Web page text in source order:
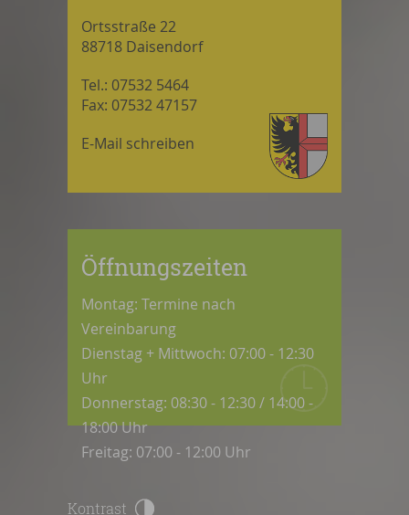
Ortsstraße 22
88718 Daisendorf
Tel.: 07532 5464
Fax: 07532 47157
E-Mail schreiben
Öffnungszeiten
Montag: Termine nach
Vereinbarung
Dienstag + Mittwoch: 07:00 - 12:30
Uhr
Donnerstag: 08:30 - 12:30 / 14:00 -
18:00 Uhr
Freitag: 07:00 - 12:00 Uhr
Kontrast